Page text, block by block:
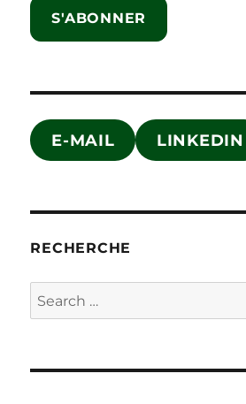
S'ABONNER
E-MAIL LINKEDIN
RECHERCHE
Search
for: